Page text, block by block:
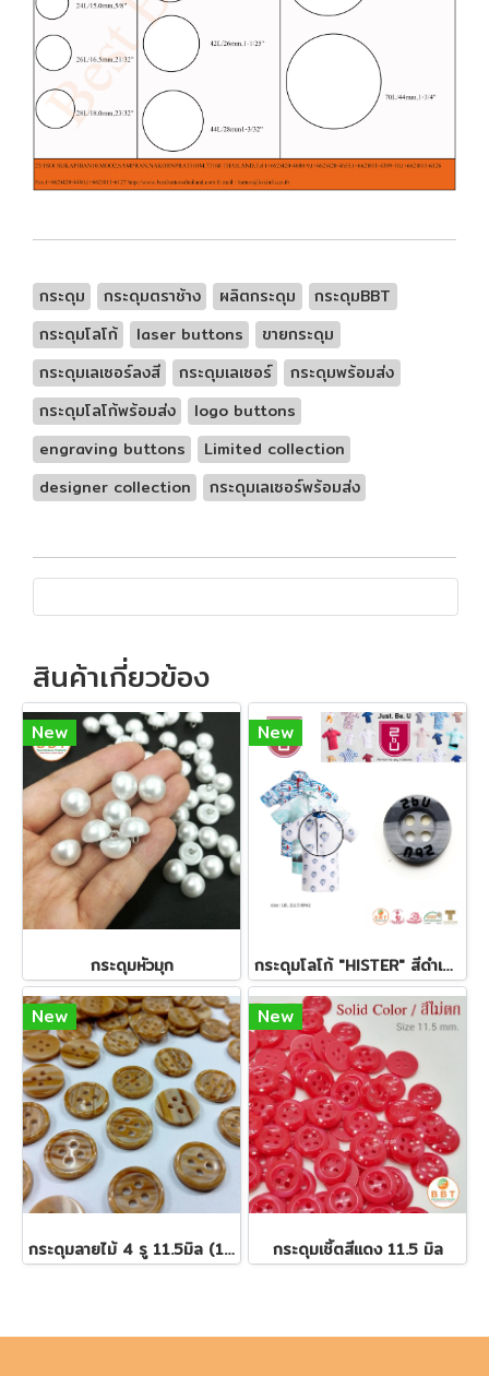
กระดุม กระดุมตราช้าง ผลิตกระดุม
กระดุมBBT
กระดุมโลโก้
laser buttons
ขายกระดุม
กระดุมเลเซอร์ลงสี
กระดุมเลเซอร์
กระดุมพร้อมส่ง
กระดุมโลโก้พร้อมส่ง
logo buttons
engraving buttons
Limited collection
designer collection
กระดุมเลเซอร์พร้อมส่ง
สินค้าเกี่ยวข้อง
New
กระดุมหัวมุก
New
กระดุมโลโก้ "HISTER" สีดำเปลือกหอย 11.5 มิล
New
กระดุมลายไม้ 4 รู 11.5มิล (100 เม็ด)
New
กระดุมเชิ้ตสีแดง 11.5 มิล